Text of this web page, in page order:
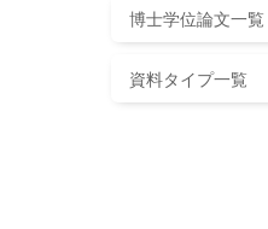
博士学位論文一覧
資料タイプ一覧